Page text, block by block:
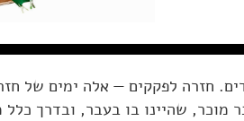
חזרה לפקקים — אלה ימים של
מוכר, שהיינו בו בעבר, ובדרך